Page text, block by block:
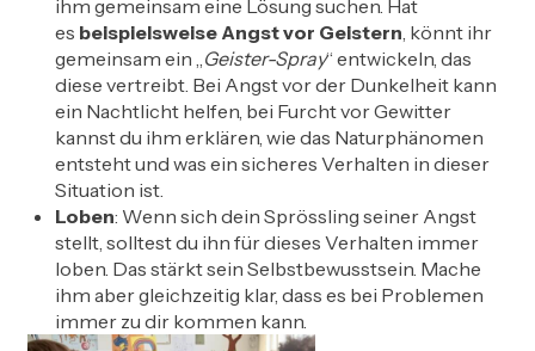
ihm gemeinsam eine Lösung suchen. Hat
es beispielsweise Angst vor Geistern, könnt ihr
gemeinsam ein „Geister-Spray“ entwickeln, das
diese vertreibt. Bei Angst vor der Dunkelheit kann
ein Nachtlicht helfen, bei Furcht vor Gewitter
kannst du ihm erklären, wie das Naturphänomen
entsteht und was ein sicheres Verhalten in dieser
Situation ist.
Loben: Wenn sich dein Sprössling seiner Angst
stellt, solltest du ihn für dieses Verhalten immer
loben. Das stärkt sein Selbstbewusstsein. Mache
ihm aber gleichzeitig klar, dass es bei Problemen
immer zu dir kommen kann.